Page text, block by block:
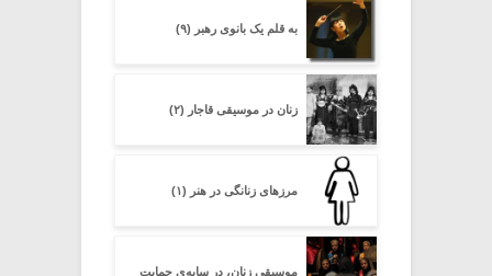
به قلم یک بانوی رهبر (۹)
زنان در موسیقی قاجار (۲)
مرزهای زنانگی در هنر (۱)
موسیقی زنان، در سایه‌ی حمایت